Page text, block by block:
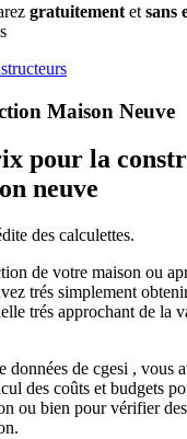
gratuitement et sans
Maison Neuve
pour la
neuve
des calculettes.
de votre maison ou
trés simplement
trés approchant de la
données de cgesi , vous
des coûts et budgets
ou bien pour vérifier